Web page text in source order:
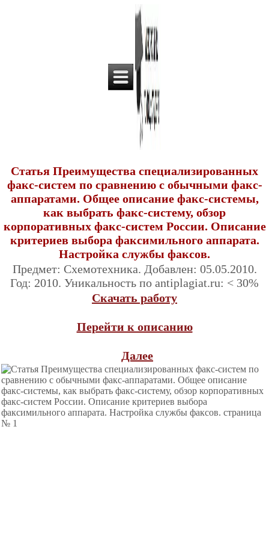
Статья Преимущества специализированных
факс-систем по сравнению с обычными факс-
аппаратами. Общее описание факс-системы,
как выбрать факс-систему, обзор
корпоративных факс-систем России. Описание
критериев выбора факсимильного аппарата.
Настройка службы факсов.
Предмет: Схемотехника. Добавлен: 05.05.2010.
Год: 2010. Уникальность по antiplagiat.ru: < 30%
Скачать работу
Перейти к описанию
Далее